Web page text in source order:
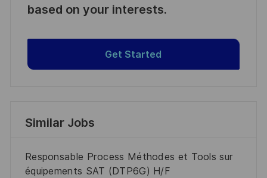
based on your interests.
Get Started
Similar Jobs
Responsable Process Méthodes et Tools sur
équipements SAT (DTP6G) H/F